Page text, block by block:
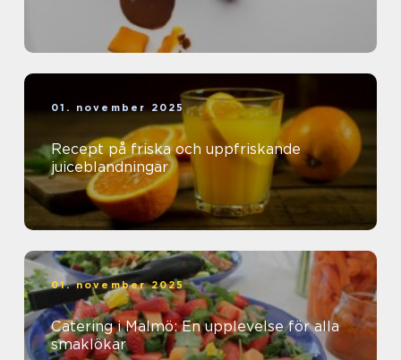
01. november 2025
Recept på friska och uppfriskande
juiceblandningar
01. november 2025
Catering i Malmö: En upplevelse för alla
smaklökar